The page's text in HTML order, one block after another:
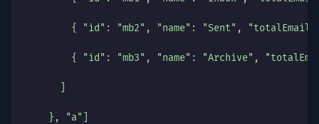
{ "id": "mb2", "name": "Sent",
{ "id": "mb3", "name": "Archive",
    }, "a"]